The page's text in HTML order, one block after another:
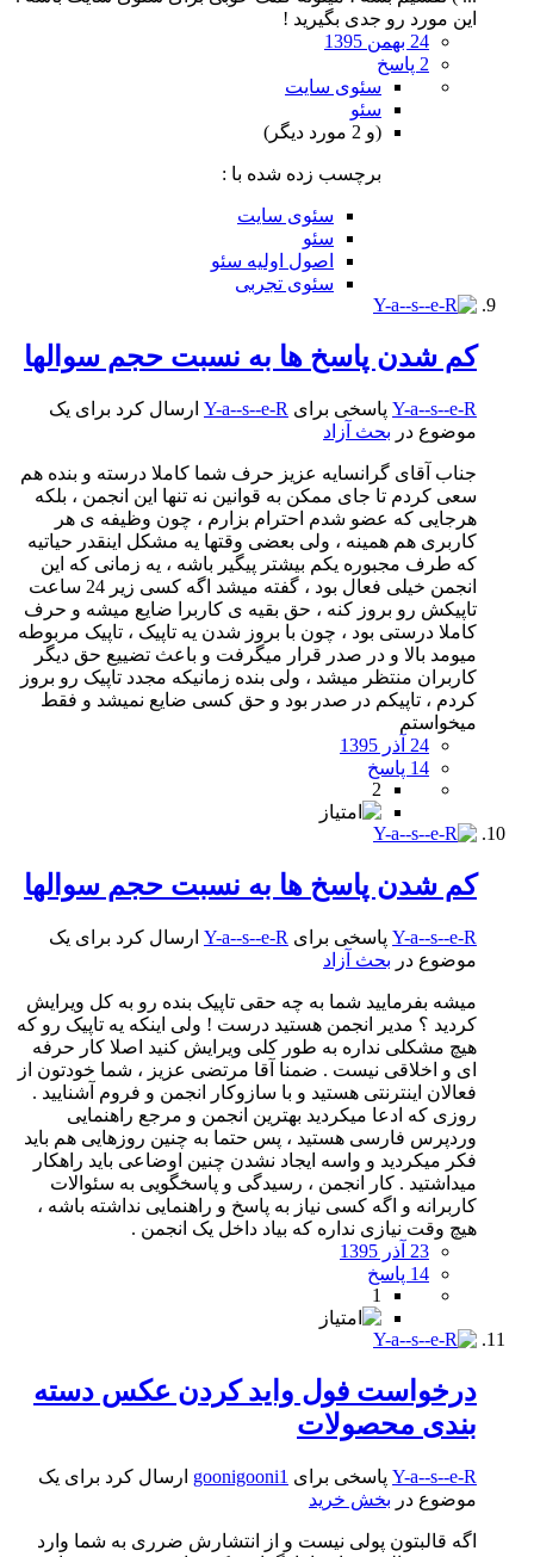
این مورد رو جدی بگیرید !
24 بهمن 1395
2 پاسخ
سئوی سایت
سئو
(و 2 مورد دیگر)
برچسب زده شده با :
سئوی سایت
سئو
اصول اولیه سئو
سئوی تجربی
کم شدن پاسخ ها به نسبت حجم سوالها
Y-a--s--e-R پاسخی برای Y-a--s--e-R ارسال کرد برای یک
موضوع در بحث آزاد
جناب آقای گرانسایه عزیز حرف شما کاملا درسته و بنده هم
سعی کردم تا جای ممکن به قوانین نه تنها این انجمن ، بلکه
هرجایی که عضو شدم احترام بزارم ، چون وظیفه ی هر
کاربری هم همینه ، ولی بعضی وقتها یه مشکل اینقدر حیاتیه
که طرف مجبوره یکم بیشتر پیگیر باشه ، یه زمانی که این
انجمن خیلی فعال بود ، گفته میشد اگه کسی زیر 24 ساعت
تاپیکش رو بروز کنه ، حق بقیه ی کاربرا ضایع میشه و حرف
کاملا درستی بود ، چون با بروز شدن یه تاپیک ، تاپیک مربوطه
میومد بالا و در صدر قرار میگرفت و باعث تضییع حق دیگر
کاربران منتظر میشد ، ولی بنده زمانیکه مجدد تاپیک رو بروز
کردم ، تاپیکم در صدر بود و حق کسی ضایع نمیشد و فقط
میخواستم
24 آذر 1395
14 پاسخ
2
کم شدن پاسخ ها به نسبت حجم سوالها
Y-a--s--e-R پاسخی برای Y-a--s--e-R ارسال کرد برای یک
موضوع در بحث آزاد
میشه بفرمایید شما به چه حقی تاپیک بنده رو به کل ویرایش
کردید ؟ مدیر انجمن هستید درست ! ولی اینکه یه تاپیک رو که
هیچ مشکلی نداره به طور کلی ویرایش کنید اصلا کار حرفه
ای و اخلاقی نیست . ضمنا آقا مرتضی عزیز ، شما خودتون از
فعالان اینترنتی هستید و با سازوکار انجمن و فروم آشنایید .
روزی که ادعا میکردید بهترین انجمن و مرجع راهنمایی
وردپرس فارسی هستید ، پس حتما به چنین روزهایی هم باید
فکر میکردید و واسه ایجاد نشدن چنین اوضاعی باید راهکار
میداشتید . کار انجمن ، رسیدگی و پاسخگویی به سئوالات
کاربرانه و اگه کسی نیاز به پاسخ و راهنمایی نداشته باشه ،
هیچ وقت نیازی نداره که بیاد داخل یک انجمن .
23 آذر 1395
14 پاسخ
1
درخواست فول واید کردن عکس دسته
بندی محصولات
Y-a--s--e-R پاسخی برای goonigooni1 ارسال کرد برای یک
موضوع در بخش خرید
اگه قالبتون پولی نیست و از انتشارش ضرری به شما وارد